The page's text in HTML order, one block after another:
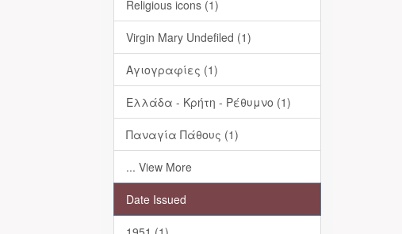
Religious icons (1)
Virgin Mary Undefiled (1)
Αγιογραφίες (1)
Ελλάδα - Κρήτη - Ρέθυμνο (1)
Παναγία Πάθους (1)
... View More
Date Issued